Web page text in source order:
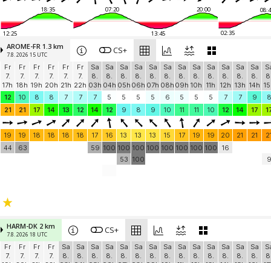
18:35
12:25
07:20 20:00
13:45 02:35
AROME-FR 1.3 km
7.8. 2026 15 UTC CS+
Fr
7.
17h
Fr
7.
18h
Fr
7.
19h
Fr
7.
20h
Fr
7.
21h
Fr
7.
22h
Sa
8.
03h
Sa
8.
04h
Sa
8.
05h
Sa
8.
06h
Sa
8.
07h
Sa
8.
08h
Sa
8.
09h
Sa
8.
10h
Sa
8.
11h
Sa
8.
12h
Sa
8.
13h
Sa
8.
14h
12
10 8 8 7 7 7 5 5 5 5 6 5 5 5 7 7 9
8
21
21 17 14 13 12 14 12 9 8 9 10 11 11 10 12 14 17
19 19 18 18 18 18 17 16 13 13 13 15 17 19 19 20 21 21
44
63 59 100 100
53
100
100
100 100 100 100 100
16
9
HARM-DK 2 km
7.8. 2026 18 UTC CS+
Fr
7.
Fr
7.
Fr
7.
Fr
7.
Sa
8.
Sa
8.
Sa
8.
Sa
8.
Sa
8.
Sa
8.
Sa
8.
Sa
8.
Sa
8.
Sa
8.
Sa
8.
Sa
8.
Sa
8.
Sa
8.